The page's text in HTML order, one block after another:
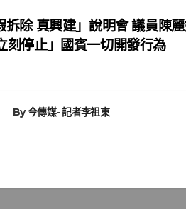
拆除 真興建」說明會 議員陳
刻停止」國賓一切開發行為
By今傳媒- 記者李祖東